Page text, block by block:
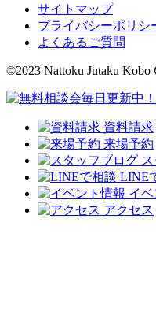
サイトマップ
プライバシーポリシ
よくあるご質問
©2023 Nattoku Jutaku Kobo
資料請求
来場予約
LINE
イ
アクセス